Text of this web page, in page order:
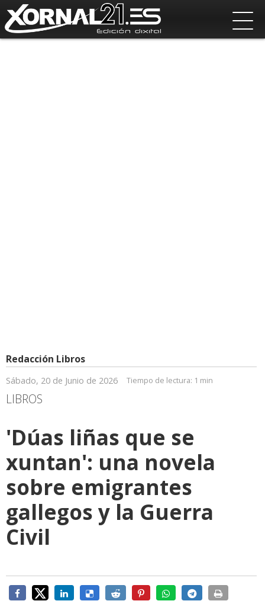
Redacción Libros
Sábado, 20 de Junio de 2026 Tiempo de lectura: 1 min
LIBROS
'Dúas liñas que se
xuntan': una novela
sobre emigrantes
gallegos y la Guerra
Civil